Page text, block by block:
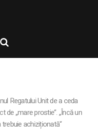
Regatului Unit de a ceda
de „mare prostie”. „Încă un
achiziționată“